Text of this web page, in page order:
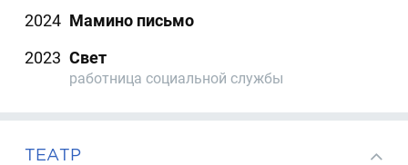
2024 Мамино письмо
2023 Свет
работница социальной службы
ТЕАТР